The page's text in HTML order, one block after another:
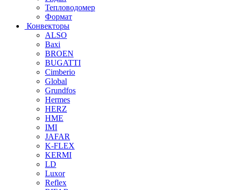
Тепловодомер
Формат
Конвекторы
ALSO
Baxi
BROEN
BUGATTI
Cimberio
Global
Grundfos
Hermes
HERZ
HME
IMI
JAFAR
K-FLEX
KERMI
LD
Luxor
Reflex